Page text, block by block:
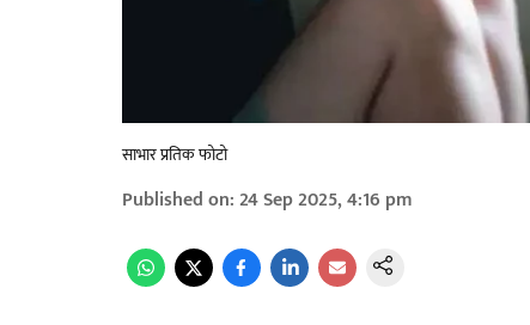
साभार प्रतिक फोटो
Published on:24 Sep 2025, 4:16 pm